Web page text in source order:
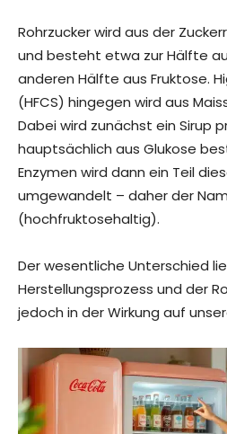
Rohrzucker wird aus der
und besteht etwa zur Hälfte
anderen Hälfte aus Fruktose.
(HFCS) hingegen wird aus
Dabei wird zunächst ein Sirup
hauptsächlich aus Glukose
Enzymen wird dann ein Teil
umgewandelt – daher der
(hochfruktosehaltig).
Der wesentliche Unterschied
Herstellungsprozess und der
jedoch in der Wirkung auf